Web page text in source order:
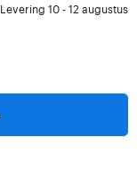
Levering 10 - 12 augustus